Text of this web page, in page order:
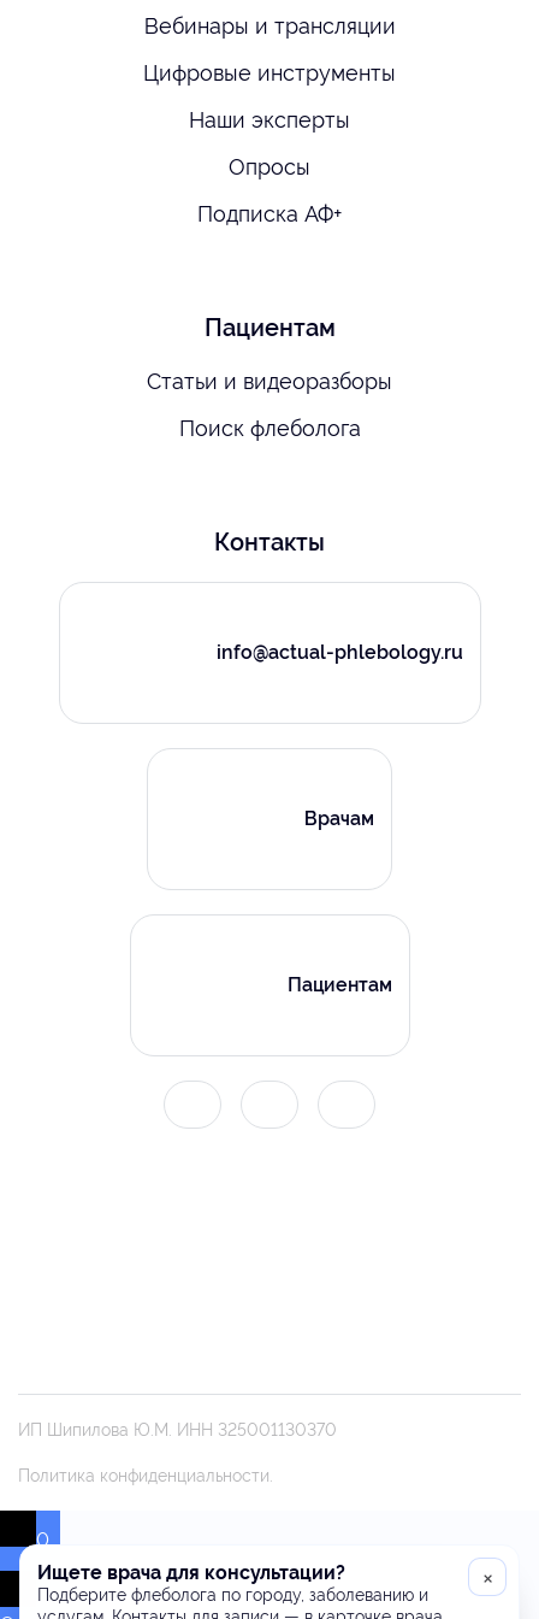
Вебинары и трансляции
Цифровые инструменты
Наши эксперты
Опросы
Подписка АФ+
Пациентам
Статьи и видеоразборы
Поиск флеболога
Контакты
info@actual-phlebology.ru
Врачам
Пациентам
ИП Шипилова Ю.М. ИНН 325001130370
Политика конфиденциальности.
0
×
Ищете врача для консультации?
Подберите флеболога по городу, заболеванию и